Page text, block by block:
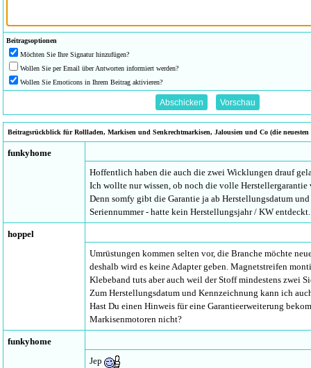
Beitragsoptionen
Möchten Sie Ihre Signatur hinzufügen?
Wollen Sie per Email über Antworten informiert werden?
Wollen Sie Emoticons in Ihrem Beitrag aktivieren?
Beitragsrückblick für Rollladen, Markisen und Senkrechtmarkisen, Jalousien und Co (die neuesten
funkyhome
Hoffentlich haben die auch die zwei Wicklungen drauf
Ich wollte nur wissen, ob noch die volle Herstellergarantie
Denn somfy gibt die Garantie ja ab Herstellungsdatum
Seriennummer - hatte kein Herstellungsjahr / KW entdeckt.
hoppel
Umrüstungen kommen selten vor, die Branche möchte
deshalb wird es keine Adapter geben. Magnetstreifen
Klebeband tuts aber auch weil der Stoff mindestens zwei
Zum Herstellungsdatum und Kennzeichnung kann ich
Hast Du einen Hinweis für eine Garantieerweiterung
Markisenmotoren nicht?
funkyhome
Jep